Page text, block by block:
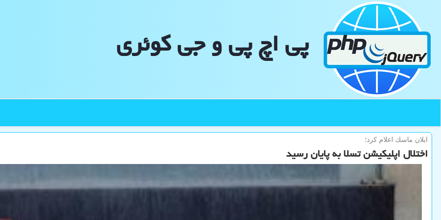
پی اچ پی و جی كوئری
ایلان ماسك اعلام كرد؛
اختلال اپلیکیشن تسلا به پایان رسید